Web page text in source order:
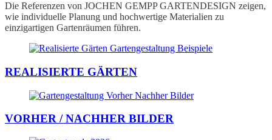
Die Referenzen von JOCHEN GEMPP GARTENDESIGN zeigen,
wie individuelle Planung und hochwertige Materialien zu
einzigartigen Gartenräumen führen.
REALISIERTE GÄRTEN
VORHER / NACHHER BILDER